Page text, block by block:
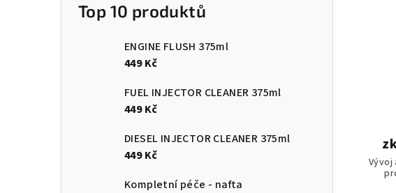
Top 10 produktů
ENGINE FLUSH 375ml
449 Kč
FUEL INJECTOR CLEANER 375ml
449 Kč
DIESEL INJECTOR CLEANER 375ml
449 Kč
Kompletní péče - nafta
Vývoj